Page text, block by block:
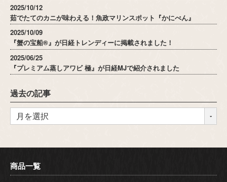
2025/10/12
茹でたてのカニが味わえる！魚政マリンスポット『かにべん』
2025/10/09
『蟹の宝船®』が日経トレンディーに掲載されました！
2025/06/25
『プレミアム蒸しアワビ 極』が日経MJで紹介されました
過去の記事
商品一覧